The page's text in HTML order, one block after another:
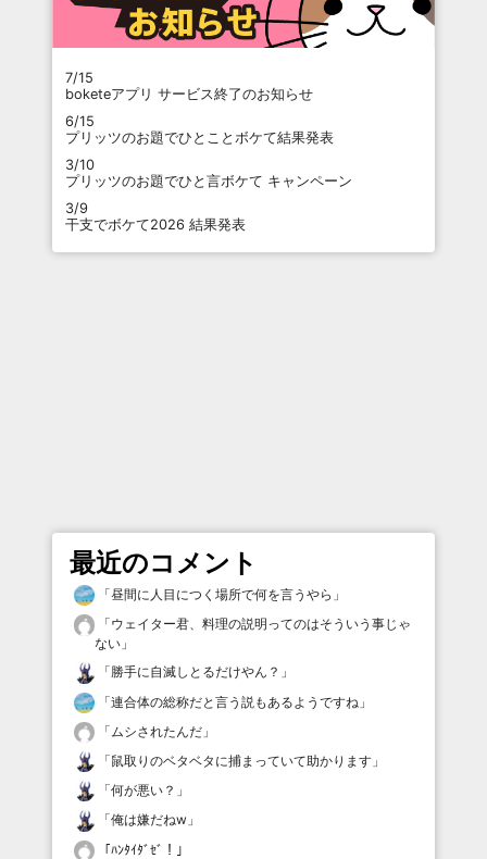
7/15
boketeアプリ サービス終了のお知らせ
6/15
プリッツのお題でひとことボケて結果発表
3/10
プリッツのお題でひと言ボケて キャンペーン
3/9
干支でボケて2026 結果発表
最近のコメント
「昼間に人目につく場所で何を言うやら 」
「ウェイター君、料理の説明ってのはそういう事じゃ
ない 」
「勝手に自滅しとるだけやん？ 」
「連合体の総称だと言う説もあるようですね 」
「 ムシされたんだ 」
「鼠取りのベタベタに捕まっていて助かります 」
「何が悪い？ 」
「俺は嫌だねw 」
「ﾊﾝﾀｲﾀﾞｾﾞ！ 」